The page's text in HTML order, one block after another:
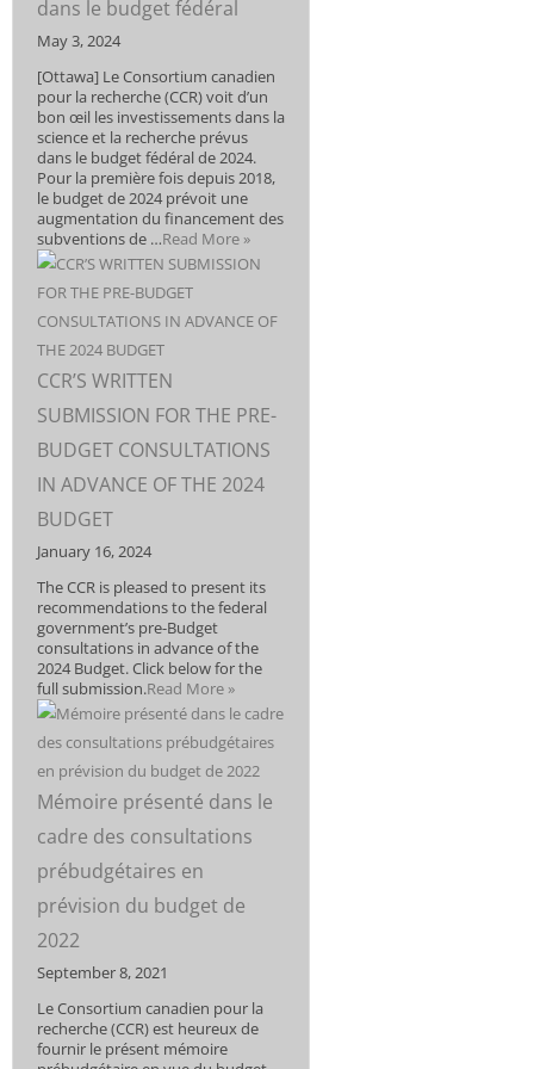
dans le budget fédéral
May 3, 2024
[Ottawa] Le Consortium canadien
pour la recherche (CCR) voit d’un
bon œil les investissements dans la
science et la recherche prévus
dans le budget fédéral de 2024.
Pour la première fois depuis 2018,
le budget de 2024 prévoit une
augmentation du financement des
subventions de …Read More »
CCR’S WRITTEN
SUBMISSION FOR THE PRE-
BUDGET CONSULTATIONS
IN ADVANCE OF THE 2024
BUDGET
January 16, 2024
The CCR is pleased to present its
recommendations to the federal
government’s pre-Budget
consultations in advance of the
2024 Budget. Click below for the
full submission.Read More »
Mémoire présenté dans le
cadre des consultations
prébudgétaires en
prévision du budget de
2022
September 8, 2021
Le Consortium canadien pour la
recherche (CCR) est heureux de
fournir le présent mémoire